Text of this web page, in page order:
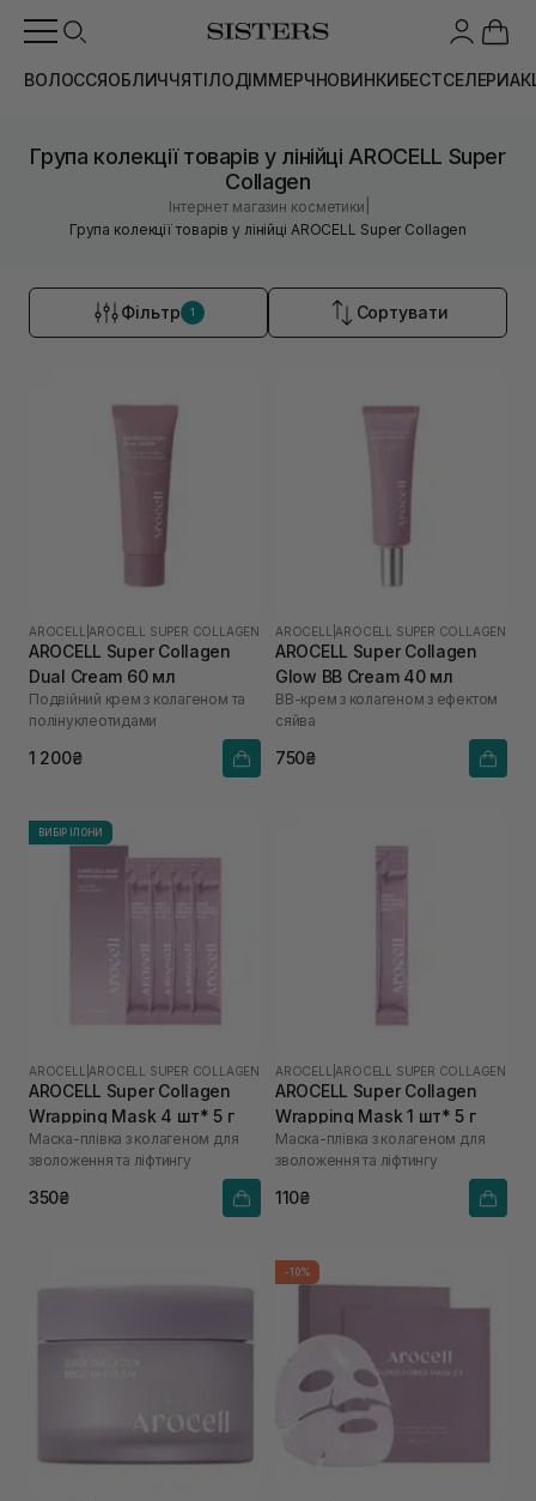
ВОЛОССЯОБЛИЧЧЯТІЛОДІММЕРЧНОВИНКИБЕСТСЕЛЕРИ
Група колекції товарів у лінійці AROCELL Super
Collagen
Інтернет магазин косметики
Група колекції товарів у лінійці AROCELL Super Collagen
Фільтр 1 Сортувати
AROCELL AROCELL SUPER COLLAGEN
AROCELL Super Collagen
Dual Cream 60 мл
Подвійний крем з колагеном та
полінуклеотидами
1 200₴
AROCELL AROCELL SUPER COLLAGEN
AROCELL Super Collagen
Glow BB Cream 40 мл
ВВ-крем з колагеном з ефектом
сяйва
750₴
ВИБІР ІЛОНИ
AROCELL AROCELL SUPER COLLAGEN
AROCELL Super Collagen
Wrapping Mask 4 шт* 5 г
Маска-плівка з колагеном для
зволоження та ліфтингу
350₴
AROCELL AROCELL SUPER COLLAGEN
AROCELL Super Collagen
Wrapping Mask 1 шт* 5 г
Маска-плівка з колагеном для
зволоження та ліфтингу
110₴
-10%